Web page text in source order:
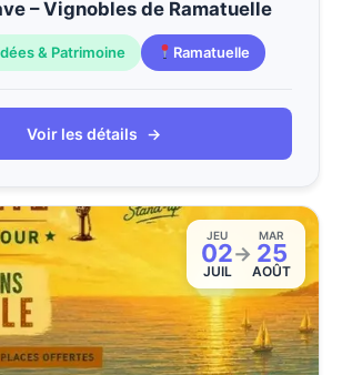
– Vignobles de Ramatuelle
& Patrimoine Ramatuelle
Voir les détails →
JEU
02
JUIL
→
MAR
25
AOÛT